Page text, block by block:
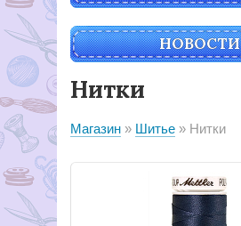
НОВОСТИ
Нитки
Магазин Шитье Нитки